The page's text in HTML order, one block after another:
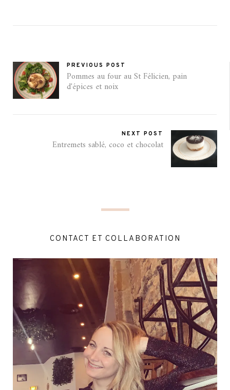
PREVIOUS POST
Pommes au four au St Félicien, pain
d'épices et noix
NEXT POST
Entremets sablé, coco et chocolat
CONTACT ET COLLABORATION